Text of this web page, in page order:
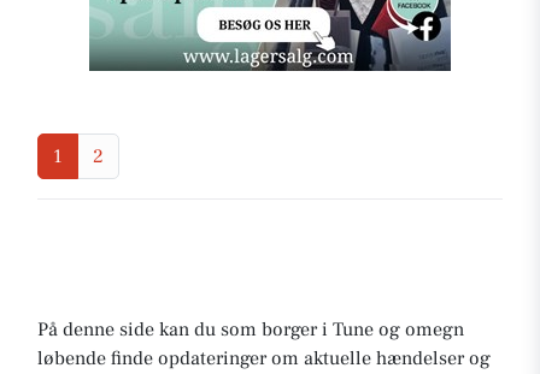
1 2
På denne side kan du som borger i Tune og omegn
løbende finde opdateringer om aktuelle hændelser og